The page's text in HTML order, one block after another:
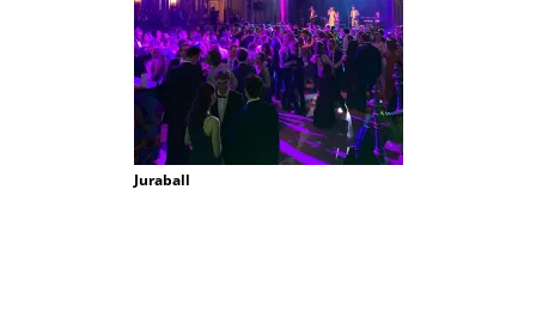
Juraball